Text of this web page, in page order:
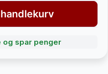
og spar penger